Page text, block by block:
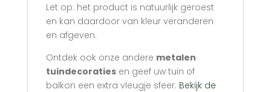
Let op: het product is natuurlijk geroest
en kan daardoor van kleur veranderen
en afgeven.
Ontdek ook onze andere metalen
tuindecoratiesen geef uw tuin of
balkon een extra vleugje sfeer. Bekijk de